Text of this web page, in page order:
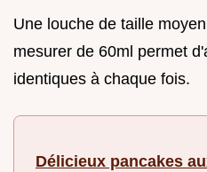
Une louche de taille
mesurer de 60ml permet
identiques à chaque fois.
Délicieux pancakes